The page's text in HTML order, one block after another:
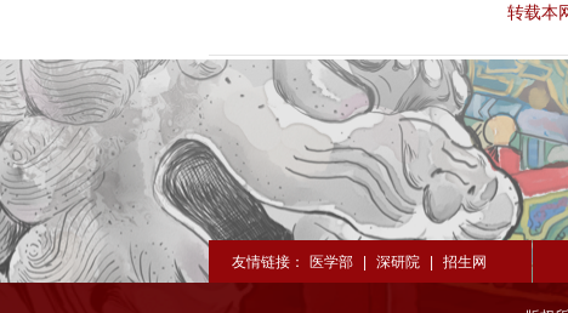
转载本
友情链接： 医学部 | 深研院 | 招生网